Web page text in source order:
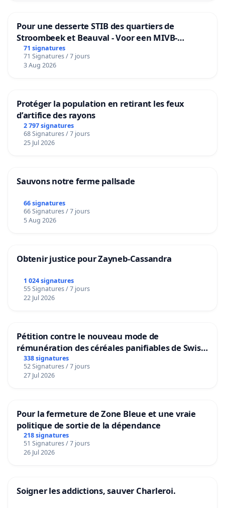
Pour une desserte STIB des quartiers de
Stroombeek et Beauval - Voor een MIVB-
bediening van de wijken Strombeek en Het
Voor
71 signatures
71 Signatures / 7 jours
3 Aug 2026
Protéger la population en retirant les feux
d’artifice des rayons
2 797 signatures
68 Signatures / 7 jours
25 Jul 2026
Sauvons notre ferme pallsade
66 signatures
66 Signatures / 7 jours
5 Aug 2026
Obtenir justice pour Zayneb-Cassandra
1 024 signatures
55 Signatures / 7 jours
22 Jul 2026
Pétition contre le nouveau mode de
rémunération des céréales panifiables de Swiss
granum basé sur la teneur en protéines
338 signatures
52 Signatures / 7 jours
27 Jul 2026
Pour la fermeture de Zone Bleue et une vraie
politique de sortie de la dépendance
218 signatures
51 Signatures / 7 jours
26 Jul 2026
Soigner les addictions, sauver Charleroi.